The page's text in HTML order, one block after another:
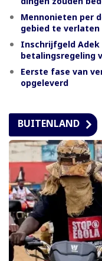
Mennonieten per
gebied te verlaten
Inschrijfgeld Adek
betalingsregeling
Eerste fase van
opgeleverd
BUITENLAND